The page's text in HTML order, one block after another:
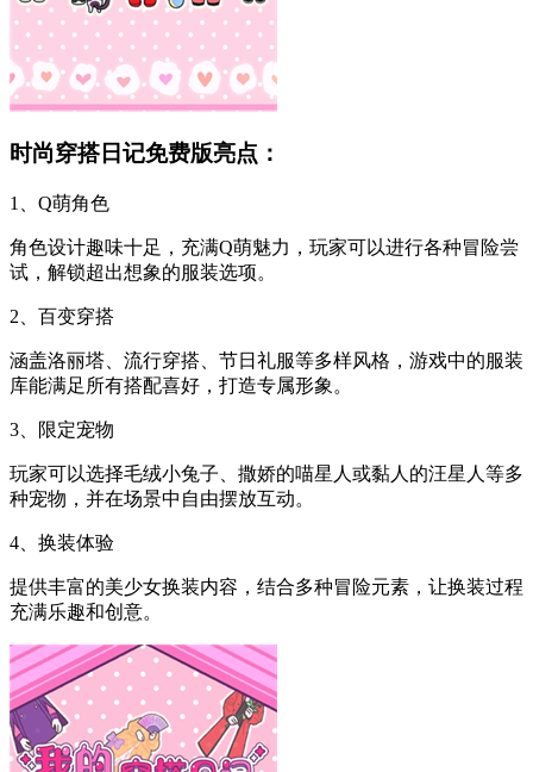
时尚穿搭日记免费版亮点：
1、Q萌角色
角色设计趣味十足，充满Q萌魅力，玩家可以进行各种冒险尝
试，解锁超出想象的服装选项。
2、百变穿搭
涵盖洛丽塔、流行穿搭、节日礼服等多样风格，游戏中的服装
库能满足所有搭配喜好，打造专属形象。
3、限定宠物
玩家可以选择毛绒小兔子、撒娇的喵星人或黏人的汪星人等多
种宠物，并在场景中自由摆放互动。
4、换装体验
提供丰富的美少女换装内容，结合多种冒险元素，让换装过程
充满乐趣和创意。